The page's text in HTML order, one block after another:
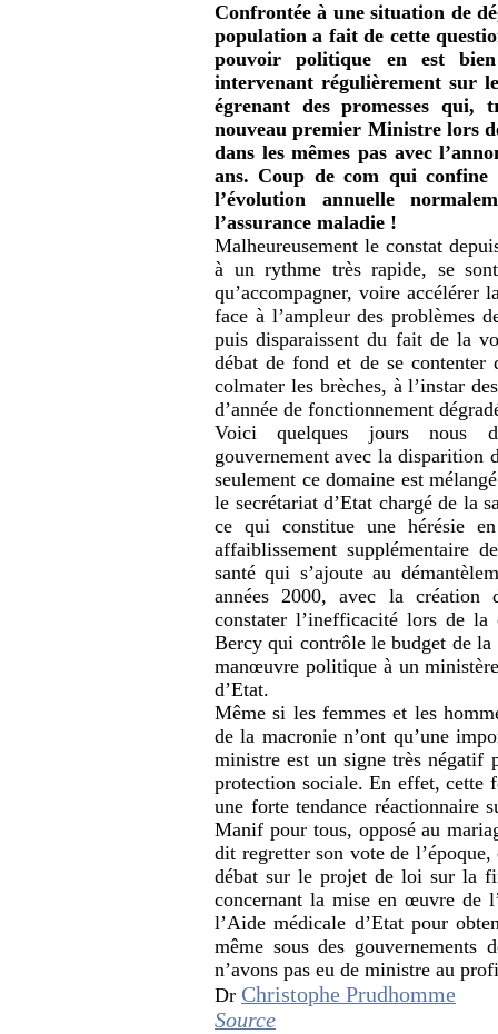
Confrontée à une situation de
population a fait de cette
pouvoir politique en est
intervenant régulièrement sur
égrenant des promesses qui,
nouveau premier Ministre lors
dans les mêmes pas avec
ans. Coup de com qui confine
l’évolution annuelle
l’assurance maladie !
Malheureusement le constat
à un rythme très rapide, se
qu’accompagner, voire accélérer
face à l’ampleur des problèmes
puis disparaissent du fait de la
débat de fond et de se contenter
colmater les brèches, à l’instar
d’année de fonctionnement
Voici quelques jours nous
gouvernement avec la disparition
seulement ce domaine est
le secrétariat d’Etat chargé de la
ce qui constitue une hérésie
affaiblissement supplémentaire
santé qui s’ajoute au
années 2000, avec la création
constater l’inefficacité lors de
Bercy qui contrôle le budget de la
manœuvre politique à un
d’Etat.
Même si les femmes et les
de la macronie n’ont qu’une
ministre est un signe très négatif
protection sociale. En effet, cette
une forte tendance réactionnaire
Manif pour tous, opposé au
dit regretter son vote de
débat sur le projet de loi sur la
concernant la mise en œuvre de
l’Aide médicale d’Etat pour
même sous des
n’avons pas eu de ministre au
DrChristophe Prudhomme
Source